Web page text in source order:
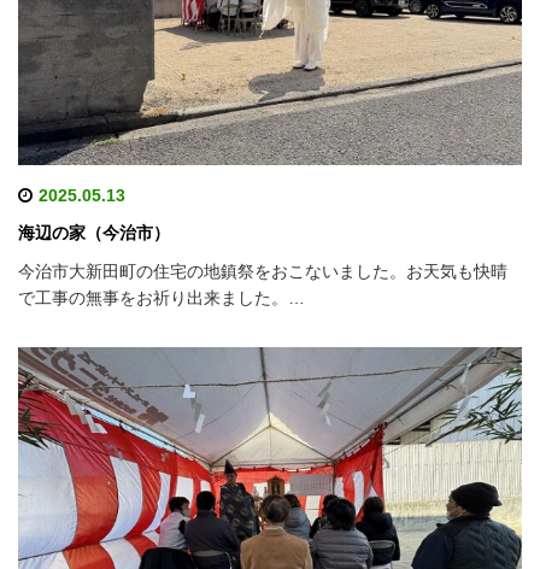
2025.05.13
海辺の家（今治市）
今治市大新田町の住宅の地鎮祭をおこないました。お天気も快晴
で工事の無事をお祈り出来ました。…